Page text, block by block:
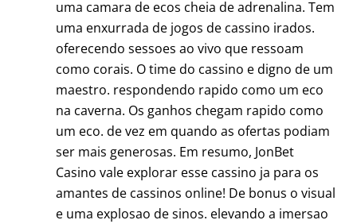
uma camara de ecos cheia de adrenalina. Tem
uma enxurrada de jogos de cassino irados.
oferecendo sessoes ao vivo que ressoam
como corais. O time do cassino e digno de um
maestro. respondendo rapido como um eco
na caverna. Os ganhos chegam rapido como
um eco. de vez em quando as ofertas podiam
ser mais generosas. Em resumo, JonBet
Casino vale explorar esse cassino ja para os
amantes de cassinos online! De bonus o visual
e uma explosao de sinos. elevando a imersao